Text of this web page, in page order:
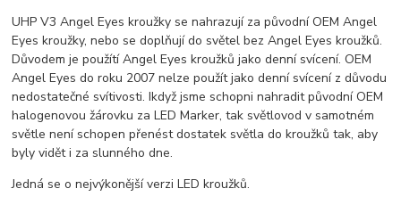
UHP V3 Angel Eyes kroužky se nahrazují za původní OEM Angel
Eyes kroužky, nebo se doplňují do světel bez Angel Eyes kroužků.
Důvodem je použítí Angel Eyes kroužků jako denní svícení. OEM
Angel Eyes do roku 2007 nelze použít jako denní svícení z důvodu
nedostatečné svítivosti. Ikdyž jsme schopni nahradit původní OEM
halogenovou žárovku za LED Marker, tak světlovod v samotném
světle není schopen přenést dostatek světla do kroužků tak, aby
byly vidět i za slunného dne.
Jedná se o nejvýkonější verzi LED kroužků.